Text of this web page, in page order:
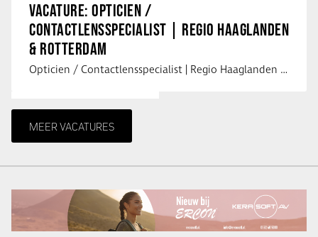
VACATURE: OPTICIEN /
CONTACTLENSSPECIALIST | REGIO HAAGLANDEN
& ROTTERDAM
Opticien / Contactlensspecialist | Regio Haaglanden & Rotterdam Saludos uit …
MEER VACATURES